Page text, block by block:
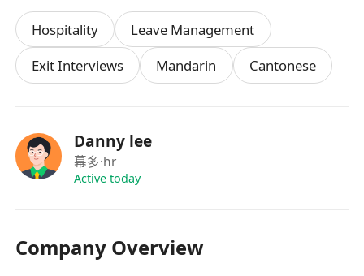
儀容整潔、舉止得體，重視服務細節與團隊合作
精神。
須年滿18歲，並能配合輪班安排（包括晚市、週
末及公眾假期）。
保障資金流動性與透明度。
Hospitality
Leave Management
Exit Interviews
Mandarin Cantonese
Danny lee
幕多·hr
Active today
Company Overview